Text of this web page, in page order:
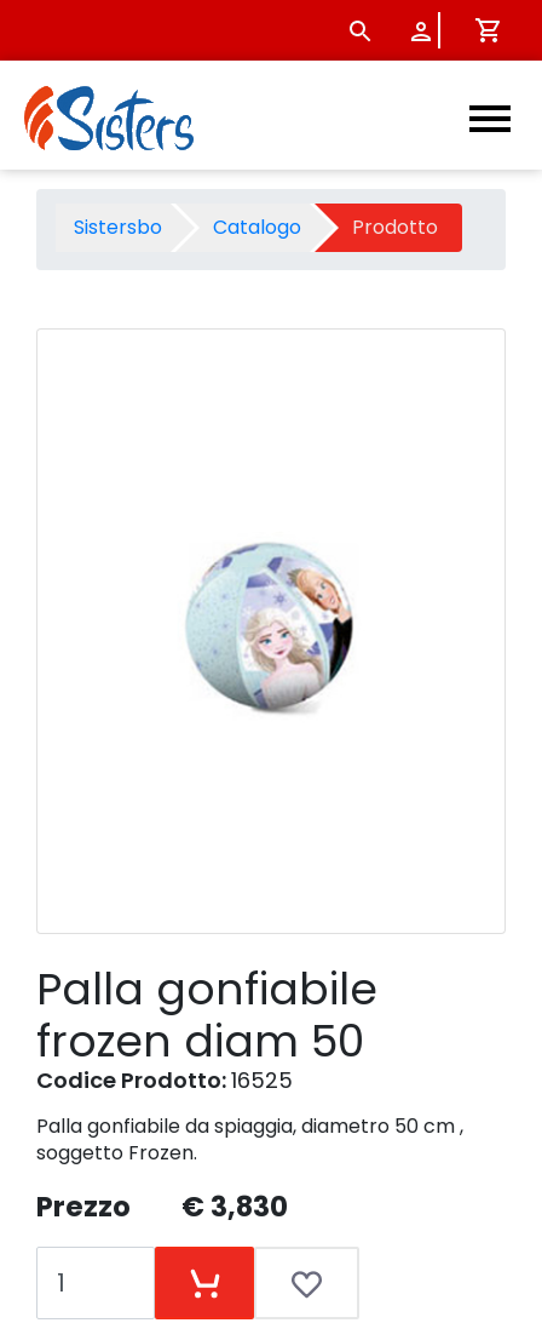
Palla gonfiabile frozen
Sistersbo Catalogo Prodotto
Palla gonfiabile
frozen diam 50
Codice Prodotto:16525
Palla gonfiabile da spiaggia, diametro 50 cm ,
soggetto Frozen.
Prezzo € 3,830